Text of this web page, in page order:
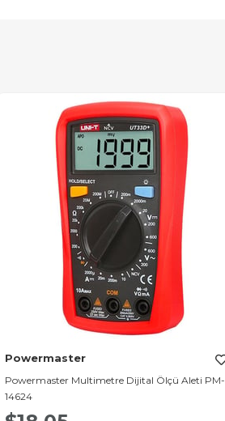
Powermaster
Powermaster Multimetre Dijital Ölçü Aleti PM-
14624